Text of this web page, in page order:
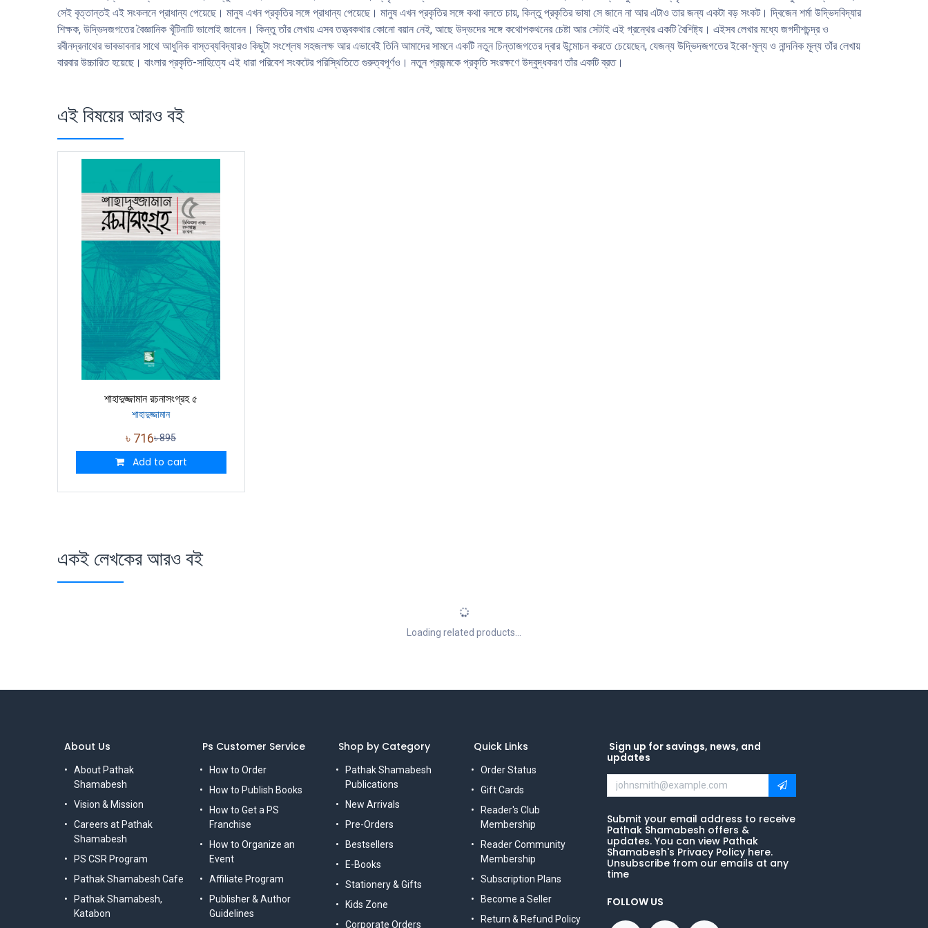
সেই বৃত্তান্তই এই সংকলনে প্রাধান্য পেয়েছে। মানুষ এখন প্রকৃতির সঙ্গে প্রাধান্য পেয়েছে। মানুষ এখন প্রকৃতির সঙ্গে কথা বলতে চায়, কিন্তু প্রকৃতির ভাষা সে জানে না আর এটাও তার জন্য একটা বড় সংকট। দ্বিজেন শর্মা উদ্ভিদবিদ্যার
শিক্ষক, উদ্ভিদজগতের বৈজ্ঞানিক খূঁটিনাটি ভালোই জানেন। কিন্তু তাঁর লেখায় এসব তত্ত্বকথার কোনো বয়ান নেই, আছে উদ্ভদের সঙ্গে কথোপকথনের চেষ্টা আর সেটাই এই গ্রন্থের একটি বৈশিষ্ট্য। এইসব লেখার মধ্যে জগদীশচন্দ্র ও
রবীনদ্রনাথের ভাবভাবনার সাথে আধুনিক বাস্তব্যবিদ্যারও কিছুটা সংশ্লেষ সহজলক্ষ আর এভাবেই তিনি আমাদের সামনে একটি নতুন চিন্তাজগতের দ্বার উন্মোচন করতে চেয়েছেন, যেজন্য উদ্ভিদজগতের ইকো-মূল্য ও নান্দনিক মূল্য তাঁর লেখায়
বারবার উচ্চারিত হয়েছে। বাংলার প্রকৃতি-সাহিত্যে এই ধারা পরিবেশ সংকটের পরিস্থিতিতে গুরুত্বপূর্ণও। নতুন প্রজন্মকে প্রকৃতি সংরক্ষণে উদ্বুদ্ধকরণ তাঁর একটি ব্রত।
এই বিষয়ের আরও বই
শাহাদুজ্জামান রচনাসংগ্রহ ৫
শাহাদুজ্জামান
৳ 716৳895
Add to cart
একই লেখকের আরও বই
Loading related products...
Ps Customer Service
How to Order
How to Publish Books
How to Get a PS
Franchise
How to Organize an
Event
Affiliate Program
Publisher & Author
Guidelines
Shop by Category
Pathak Shamabesh
Publications
New Arrivals
Pre-Orders
Bestsellers
E-Books
Stationery & Gifts
Kids Zone
Corporate Orders
Quick Links
Order Status
Gift Cards
Reader's Club
Membership
Reader Community
Membership
Subscription Plans
Become a Seller
Return & Refund Policy
Sign up for savings, news, and
updates
Submit your email address to receive
Pathak Shamabesh offers &
updates. You can view Pathak
Shamabesh's Privacy Policy here.
Unsubscribe from our emails at any
time
FOLLOW US
About Us
About Pathak
Shamabesh
Vision & Mission
Careers at Pathak
Shamabesh
PS CSR Program
Pathak Shamabesh Cafe
Pathak Shamabesh,
Katabon